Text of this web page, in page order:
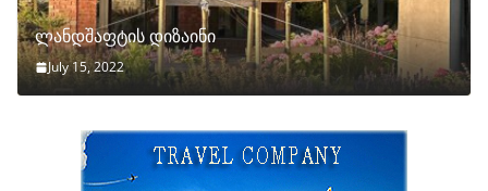
ლანდშაფტის დიზაინი
July 15, 2022